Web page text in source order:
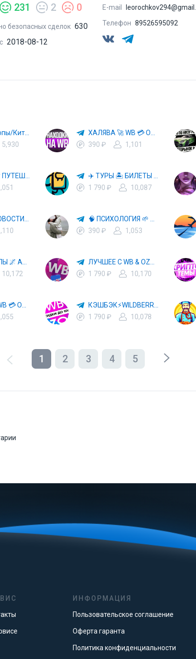
231 2 0
безопасных сделок 630
2018-08-12
E-mail
Телефон 89526595092
5,930
390 ₽
1,101
1 790 ₽
10,087
390 ₽
1,053
10,172
1 790 ₽
10,170
1 790 ₽
10,078
1 2 3 4 5
ИНФОРМАЦИЯ
Пользовательское соглашение
Оферта гаранта
Политика конфиденциальности